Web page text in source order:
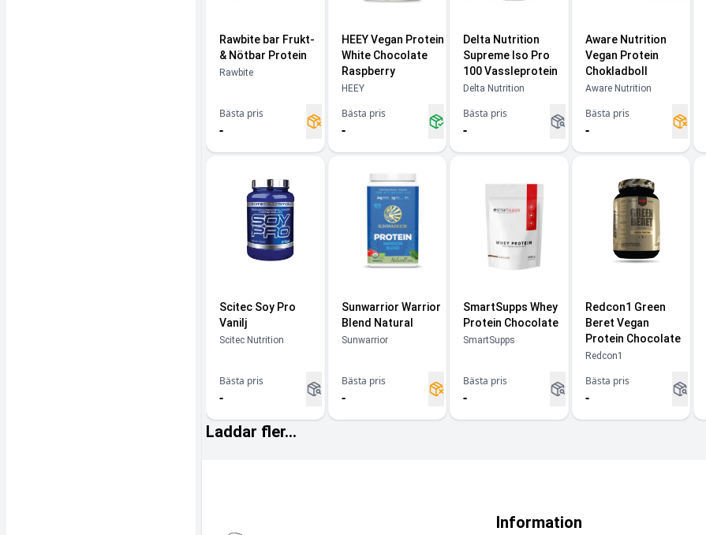
Rawbite bar Frukt-
& Nötbar Protein
Rawbite
Bästa pris
-
HEEY Vegan Protein
White Chocolate
Raspberry
HEEY
Bästa pris
-
Delta Nutrition
Supreme Iso Pro
100 Vassleprotein
Delta Nutrition
Bästa pris
-
Aware Nutrition
Vegan Protein
Chokladboll
Aware Nutrition
Bästa pris
-
Scitec Soy Pro
Vanilj
Scitec Nutrition
Bästa pris
-
Sunwarrior Warrior
Blend Natural
Sunwarrior
Bästa pris
-
SmartSupps Whey
Protein Chocolate
SmartSupps
Bästa pris
-
Redcon1 Green
Beret Vegan
Protein Chocolate
Redcon1
Bästa pris
-
Laddar fler...
Information